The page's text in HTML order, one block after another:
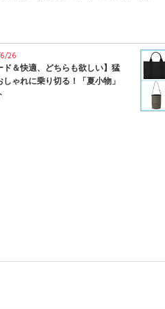
26
ド＆快適、どちらも欲しい】猛
しゃれに乗り切る！「夏小物」